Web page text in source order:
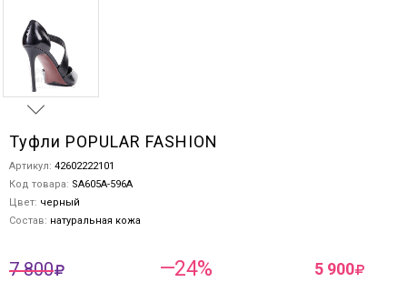
Туфли POPULAR FASHION
Артикул: 42602222101
Код товара: SA605A-596A
Цвет: черный
Состав: натуральная кожа
7 800 —24% 5 900